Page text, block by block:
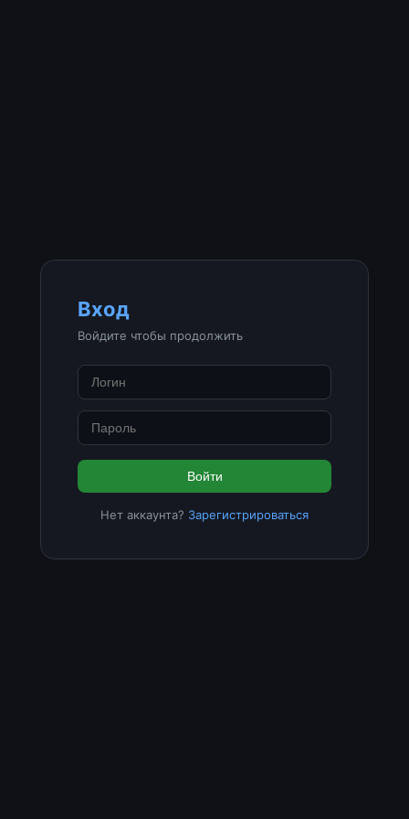
Вход
Войдите чтобы продолжить
Войти
Нет аккаунта? Зарегистрироваться